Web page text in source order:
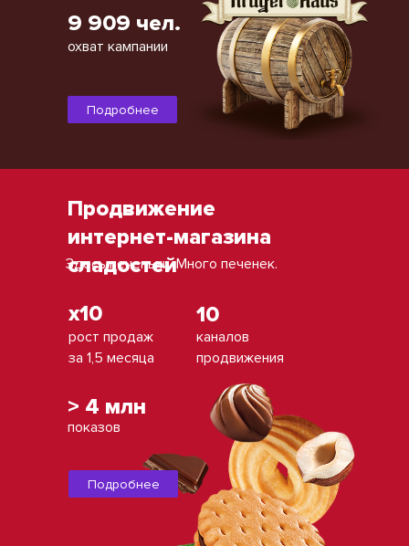
9 909 чел.
охват кампании
Подробнее
Продвижение
интернет-магазина
сладостей
Здесь печеньки. Много печенек.
рост продаж
за 1,5 месяца
x10 10
> 4 млн
каналов
продвижения
показов
Подробнее